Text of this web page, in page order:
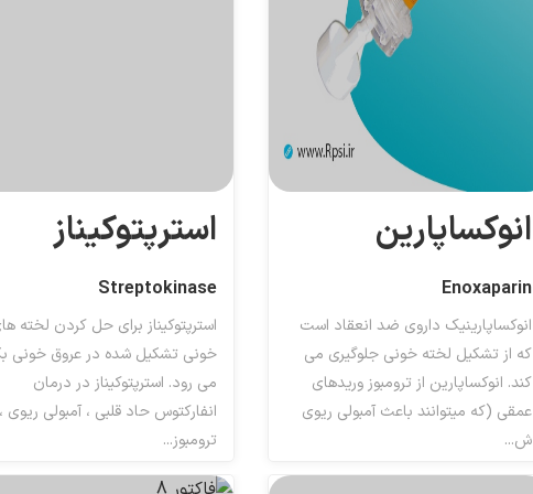
انوکساپارین
Enoxaparin
انوکساپارینیک داروی ضد انعقاد است
که از تشکیل لخته خونی جلوگیری می
کند. انوکساپارین از ترومبوز وریدهای
عمقی (که میتوانند باعث آمبولی ریوی
ش...
استرپتوکیناز
Streptokinase
استرپتوکیناز برای حل کردن لخته
خونی تشکیل شده در عروق خونی
می رود. استرپتوکیناز در درمان
انفارکتوس حاد قلبی ، آمبولی ریوی ،
ترومبوز...
ترومبولیتیک ها